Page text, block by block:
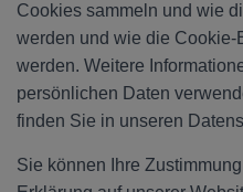
Cookies sammeln und wie
werden und wie die
werden. Weitere
persönlichen Daten
finden Sie in unseren
Sie können Ihre